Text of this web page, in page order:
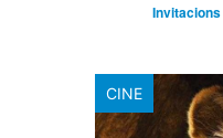
Invitacions
CINE